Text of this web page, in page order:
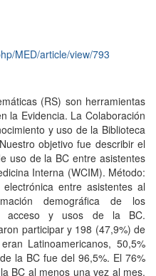
MED/article/view/793
(RS) son herramientas
la Evidencia. La Colaboración
y uso de la Biblioteca
objetivo fue describir el
uso de la BC entre asistentes
Interna (WCIM). Método:
entre asistentes al
demográfica de los
acceso y usos de la BC.
participar y 198 (47,9%) de
Latinoamericanos, 50,5%
la BC fue del 96,5%. El 76%
BC al menos una vez al mes.